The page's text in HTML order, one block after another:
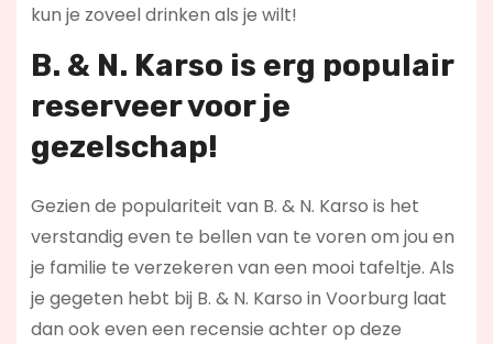
kun je zoveel drinken als je wilt!
B. & N. Karso is erg populair
reserveer voor je
gezelschap!
Gezien de populariteit van B. & N. Karso is het
verstandig even te bellen van te voren om jou en
je familie te verzekeren van een mooi tafeltje. Als
je gegeten hebt bij B. & N. Karso in Voorburg laat
dan ook even een recensie achter op deze